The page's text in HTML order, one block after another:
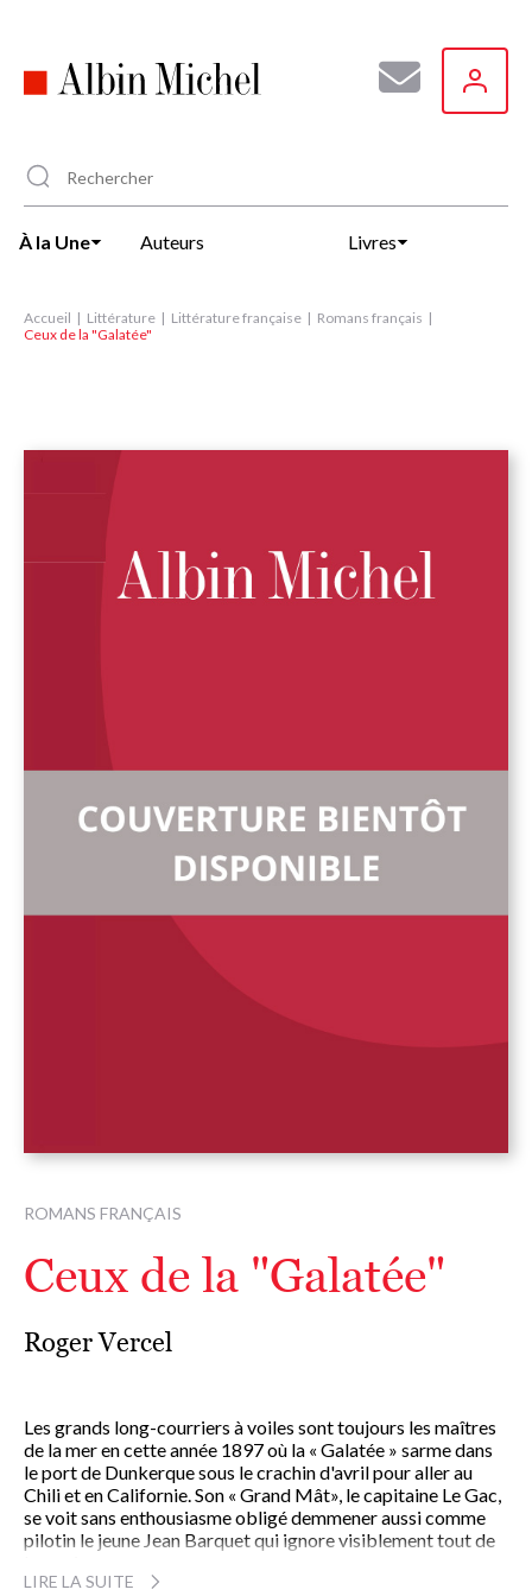
principal
À la Une Auteurs Livres
Accueil Littérature Littérature française
Romans français
Ceux de la "Galatée"
ROMANS FRANÇAIS
Ceux de la "Galatée"
Roger Vercel
Les grands long-courriers à voiles sont toujours les maîtres
de la mer en cette année 1897 où la « Galatée » sarme dans
le port de Dunkerque sous le crachin d'avril pour aller au
Chili et en Californie. Son « Grand Mât», le capitaine Le Gac,
se voit sans enthousiasme obligé demmener aussi comme
pilotin le jeune Jean Barquet qui ignore visiblement tout de
LIRE LA SUITE